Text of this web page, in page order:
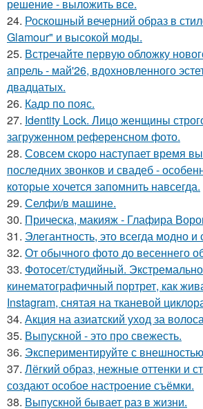
решение - выложить все.
24. Роскошный вечерний образ в
Glamour" и высокой моды.
25. Встречайте первую обложку
апрель - май'26, вдохновленного
двадцатых.
26. Кадр по пояс.
27. Identity Lock. Лицо женщины
загруженном референсном фото.
28. Совсем скоро наступает время
последних звонков и свадеб -
которые хочется запомнить навсегда.
29. Селфи/в машине.
30. Прическа, макияж - Глафира
31. Элегантность, это всегда модно и
32. От обычного фото до весеннего
33. Фотосет/студийный.
кинематографичный портрет, как
Instagram, снятая на тканевой
34. Акция на азиатский уход за
35. Выпускной - это про свежесть.
36. Экспериментируйте с
37. Лёгкий образ, нежные оттенки и
создают особое настроение съёмки.
38. Выпускной бывает раз в жизни.